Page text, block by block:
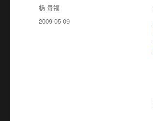
Author
杨 贵福
Posted
2009-05-09